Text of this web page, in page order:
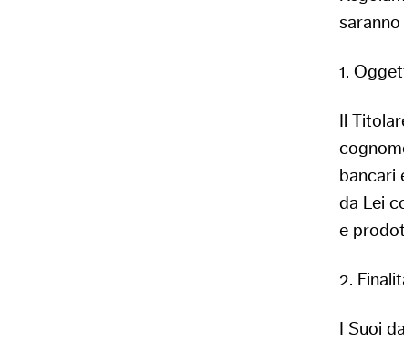
1.
Il
bancari
da Lei
e
2.
I Suoi